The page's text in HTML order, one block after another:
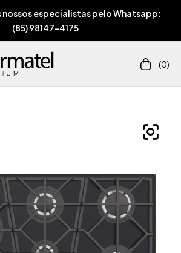
nossos especialistas pelo Whatsapp:
(85) 98147-4175
(0)